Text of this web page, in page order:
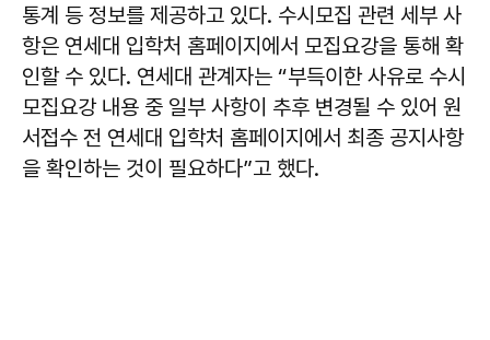
통계 등 정보를 제공하고 있다. 수시모집 관련 세부 사
항은 연세대 입학처 홈페이지에서 모집요강을 통해 확
인할 수 있다. 연세대 관계자는 “부득이한 사유로 수시
모집요강 내용 중 일부 사항이 추후 변경될 수 있어 원
서접수 전 연세대 입학처 홈페이지에서 최종 공지사항
을 확인하는 것이 필요하다”고 했다.